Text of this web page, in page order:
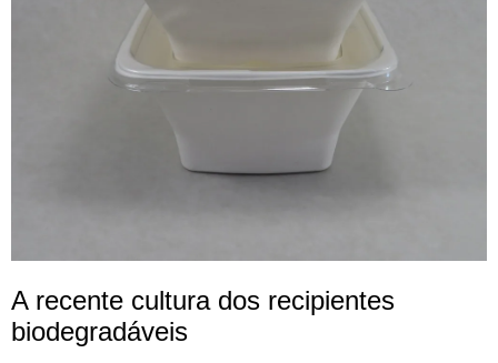
A recente cultura dos recipientes
biodegradáveis